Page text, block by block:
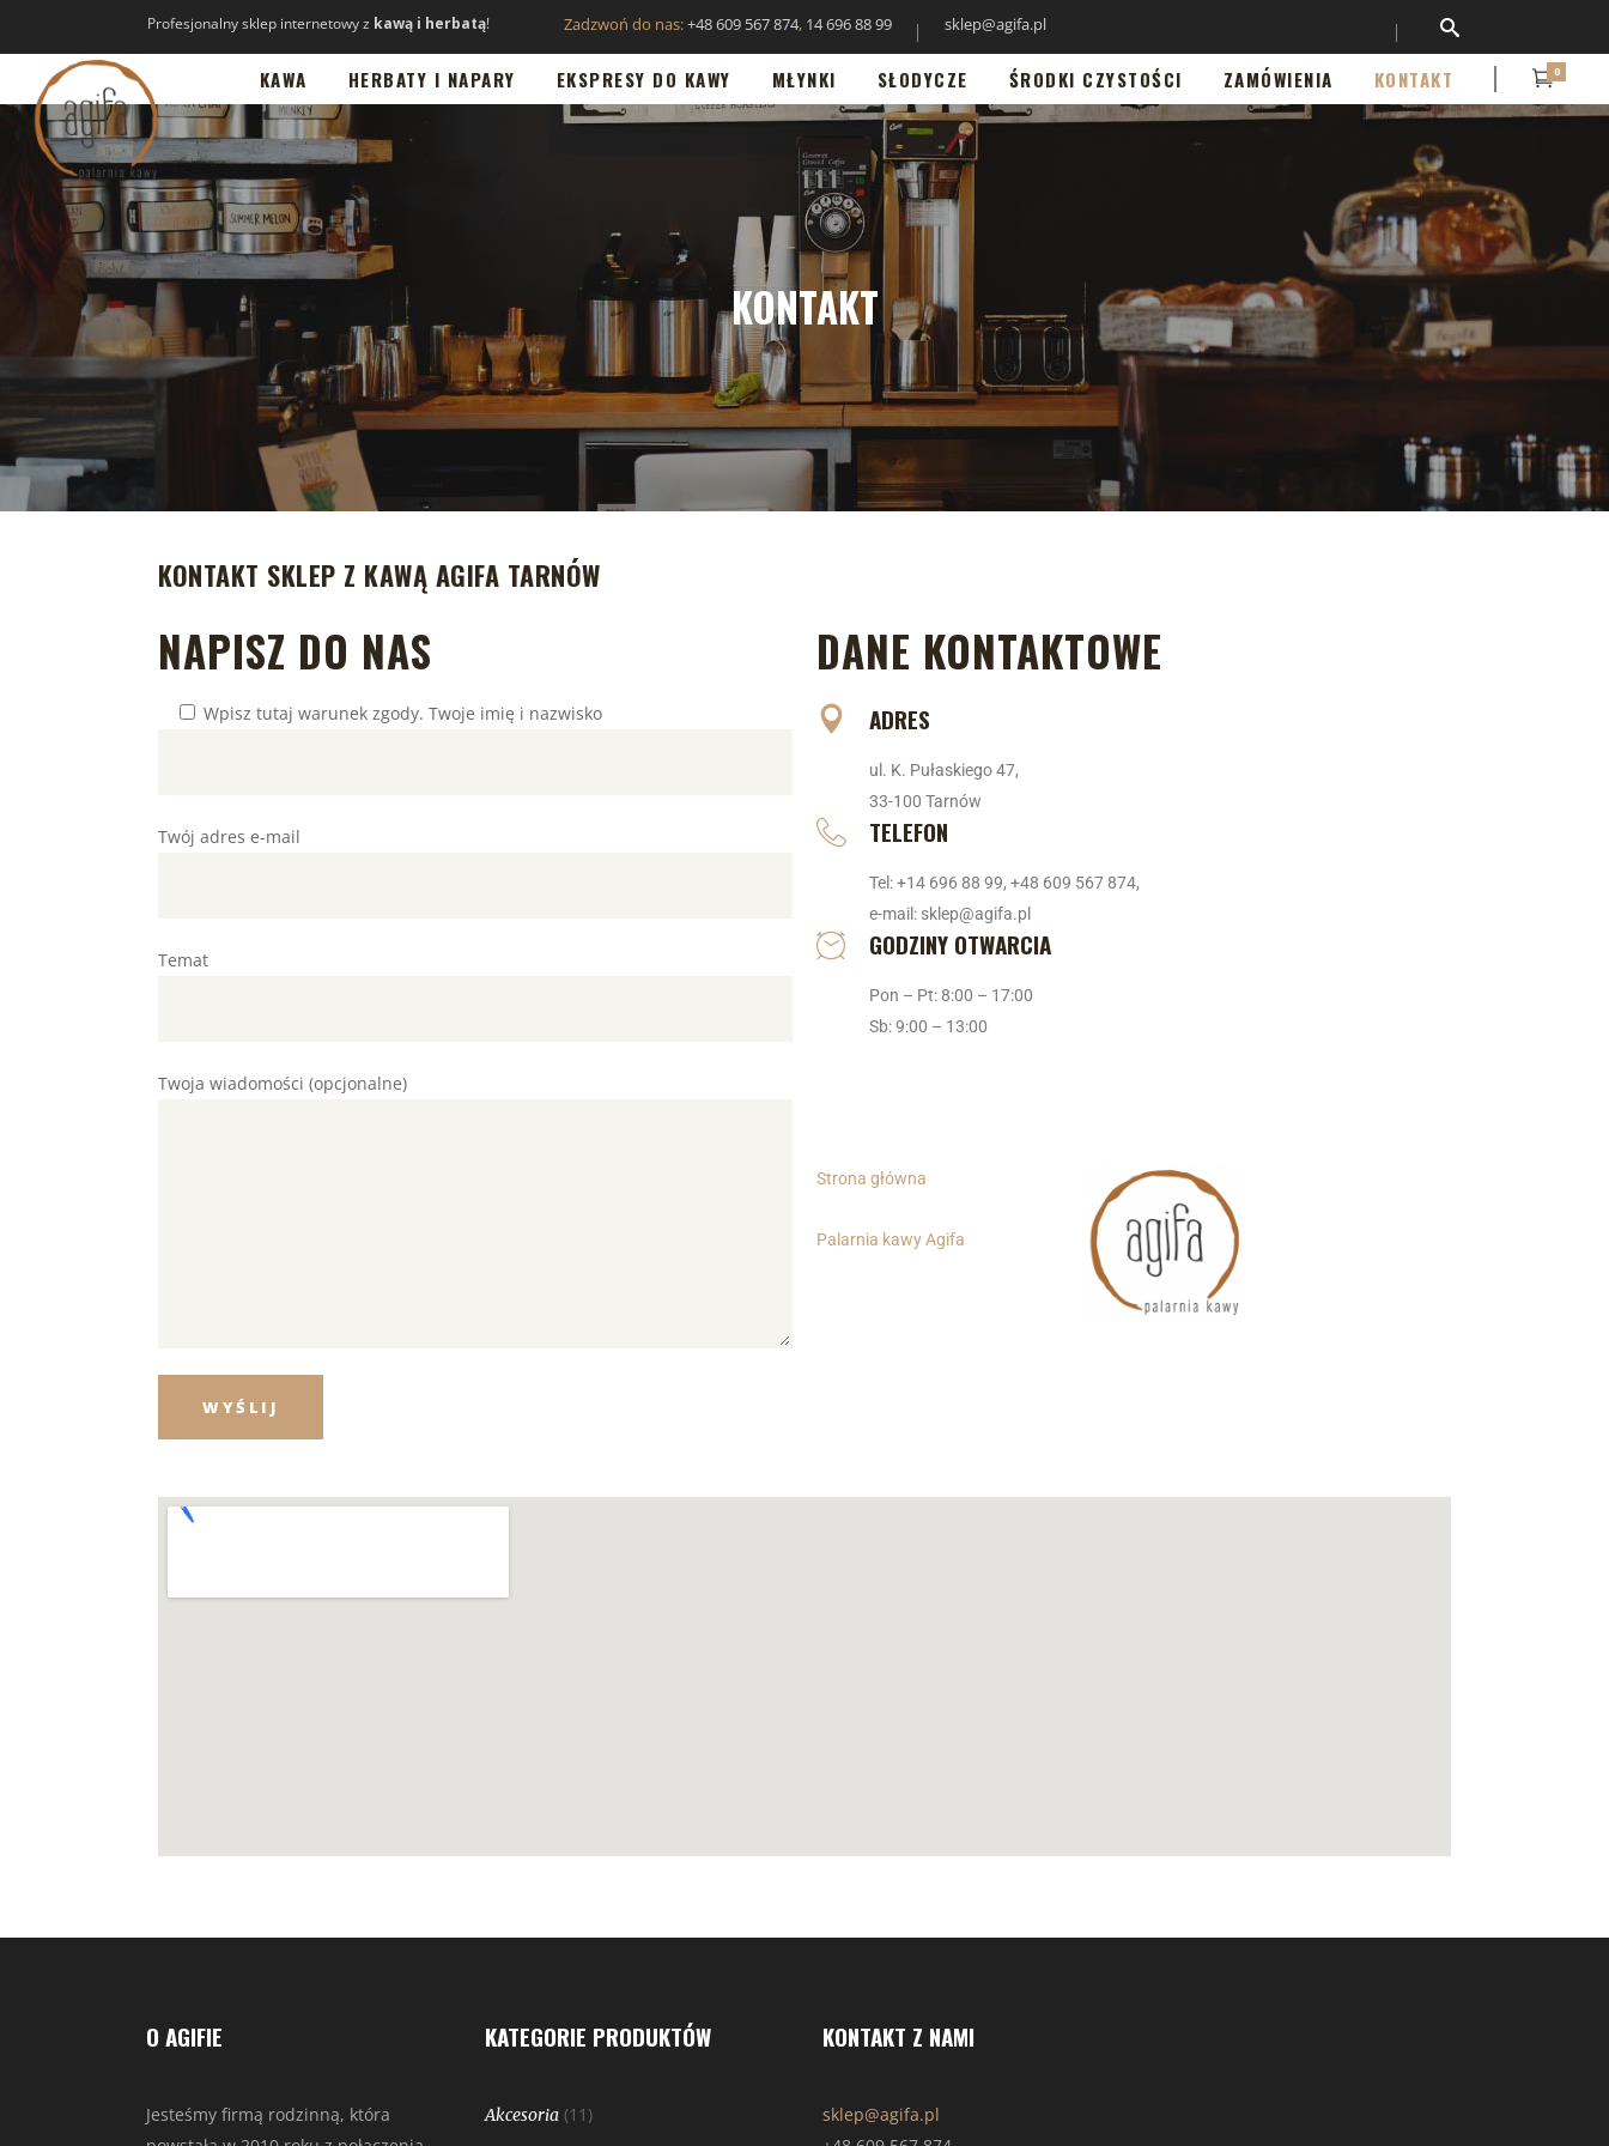
Profesjonalny sklep internetowy z kawą i herbatą! Zadzwoń do nas:+48 609 567 874, 14 696 88 99 sklep@agifa.pl
KAWA HERBATY I NAPARY EKSPRESY DO KAWY MŁYNKI SŁODYCZE ŚRODKI CZYSTOŚCI ZAMÓWIENIA KONTAKT 0
KONTAKT
KONTAKT SKLEP Z KAWĄ AGIFA TARNÓW
NAPISZ DO NAS
Wpisz tutaj warunek zgody. Twoje imię i nazwisko
Twój adres e-mail
Temat
Twoja wiadomości (opcjonalne)
DANE KONTAKTOWE
ADRES
ul. K. Pułaskiego 47,
33-100 Tarnów
TELEFON
Tel: +14 696 88 99, +48 609 567 874,
e-mail: sklep@agifa.pl
GODZINY OTWARCIA
Pon – Pt: 8:00 – 17:00
Sb: 9:00 – 13:00
Strona główna
Palarnia kawy Agifa
O AGIFIE
Jesteśmy firmą rodzinną, która
KATEGORIE PRODUKTÓW
Akcesoria (11)
KONTAKT Z NAMI
sklep@agifa.pl